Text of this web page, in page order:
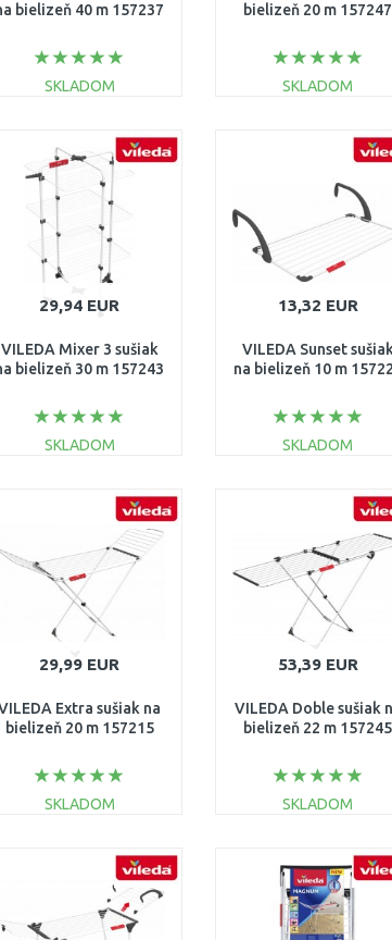
bielizeň 40 m 157237
SKLADOM
Porovnať
bielizeň 20 m 157247
SKLADOM
29,94 EUR
VILEDA Mixer 3 sušiak
bielizeň 30 m 157243
SKLADOM
13,32 EUR
VILEDA Sunset sušiak
na bielizeň 10 m
SKLADOM
29,99 EUR
Extra sušiak na
bielizeň 20 m 157215
SKLADOM
Porovnať
53,39 EUR
VILEDA Doble sušiak
bielizeň 22 m 157245
SKLADOM
Porovnať